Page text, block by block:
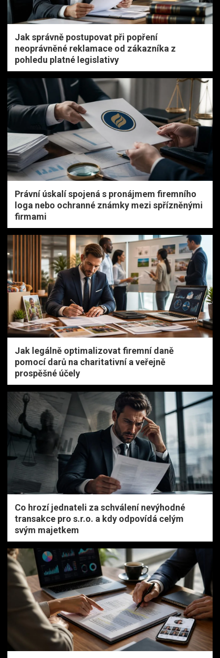
Jak správně postupovat při popření
neoprávněné reklamace od zákazníka z
pohledu platné legislativy
Právní úskalí spojená s pronájmem firemního
loga nebo ochranné známky mezi spřízněnými
firmami
Jak legálně optimalizovat firemní daně
pomocí darů na charitativní a veřejně
prospěšné účely
Co hrozí jednateli za schválení nevýhodné
transakce pro s.r.o. a kdy odpovídá celým
svým majetkem